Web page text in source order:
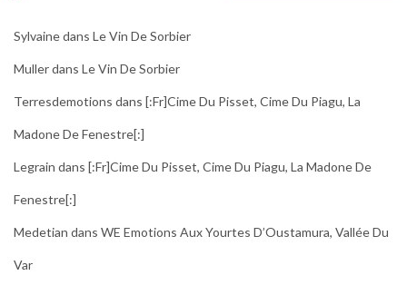
Sylvainedans Le Vin De Sorbier
Mullerdans Le Vin De Sorbier
Terresdemotions dans [:fr]Cime Du Pisset, Cime Du Piagu, La
Madone De Fenestre[:]
Legrain dans [:fr]Cime Du Pisset, Cime Du Piagu, La Madone De
Fenestre[:]
Medetian dans WE Emotions Aux Yourtes D’Oustamura, Vallée Du
Var